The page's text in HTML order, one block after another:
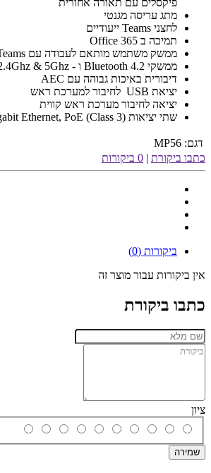
פיקסלים עם תאורה אחורית
מתג עריסה מגנטי
לחצני Teams ייעודיים
תמיכה ב Office 365
ממשק משתמש מותאם לעבודה עם Teams או SFB
ממשקי Bluetooth 4.2 ו - Wi-Fi 2.4Ghz & 5Ghz מובנים
דיבורית באיכות גבוהה עם AEC
יציאת USB לחיבור למערכת ראש
יציאה לחיבור מערכת ראש קווית
שתי יציאות Gigabit Ethernet, PoE (Class 3)
דגם: MP56
כתבו ביקורת | 0 ביקורות
ביקורות (0)
אין ביקורות עבור מוצר זה
כתבו ביקורת
ציון
שמירה